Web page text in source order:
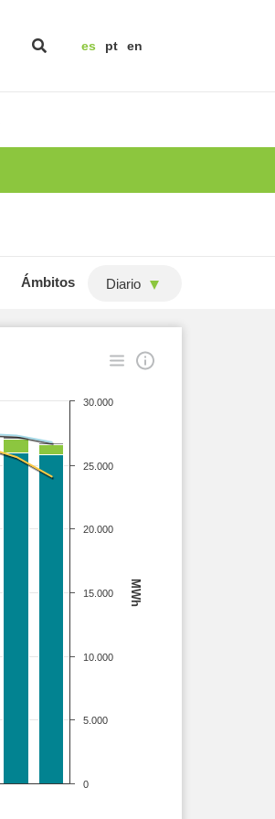
es pt en
Ámbitos Diario
MWh
0
5.000
10.000
15.000
20.000
25.000
30.000